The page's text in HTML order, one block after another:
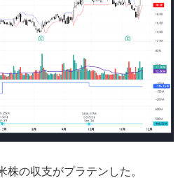
の収支がプラテンした。